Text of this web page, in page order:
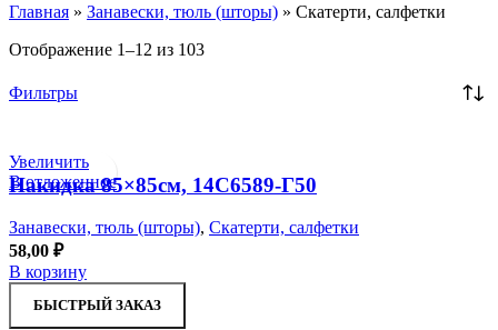
Главная » Занавески, тюль (шторы) » Скатерти, салфетки
Отображение 1–12 из 103
Фильтры
Увеличить
В отложенное
Накидка 85×85см, 14С6589-Г50
Занавески, тюль (шторы), Скатерти, салфетки
58,00 ₽
В корзину
БЫСТРЫЙ ЗАКАЗ